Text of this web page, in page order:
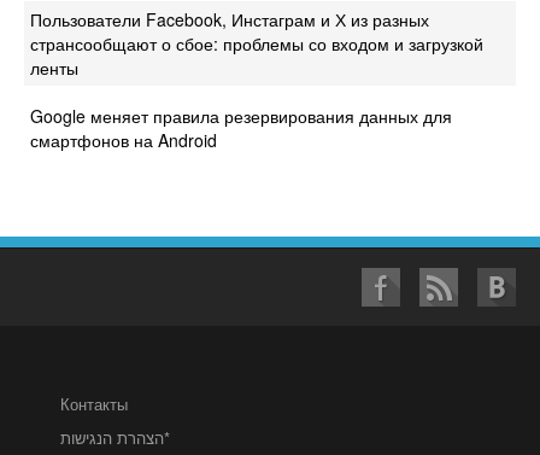
Пользователи Facebook, Инстаграм и Х из разных
странсообщают о сбое: проблемы со входом и загрузкой
ленты
Google меняет правила резервирования данных для
смартфонов на Android
Контакты
הצהרת הנגישות*